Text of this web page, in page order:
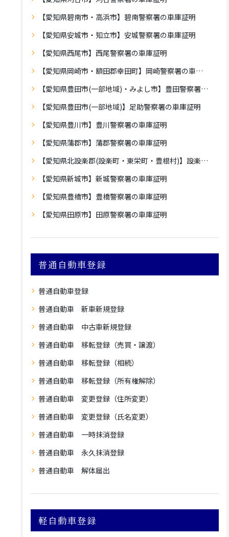
【愛知県碧南市・高浜市】碧南警察署の車庫証明
【愛知県安城市・知立市】安城警察署の車庫証明
【愛知県西尾市】西尾警察署の車庫証明
【愛知県岡崎市・額田郡幸田町】岡崎警察署の車庫証明
【愛知県豊田市(一部地域)・みよし市】豊田警察署の車庫証明
【愛知県豊田市(一部地域)】足助警察署の車庫証明
【愛知県豊川市】豊川警察署の車庫証明
【愛知県蒲郡市】蒲郡警察署の車庫証明
【愛知県北設楽郡(設楽町・東栄町・豊根村)】設楽警察署の車庫証明
【愛知県新城市】新城警察署の車庫証明
【愛知県豊橋市】豊橋警察署の車庫証明
【愛知県田原市】田原警察署の車庫証明
普通自動車登録
普通自動車登録
普通自動車 新車新規登録
普通自動車 中古車新規登録
普通自動車 移転登録（売買・譲渡）
普通自動車 移転登録（相続）
普通自動車 移転登録（所有権解除）
普通自動車 変更登録（住所変更）
普通自動車 変更登録（氏名変更）
普通自動車 一時抹消登録
普通自動車 永久抹消登録
普通自動車 解体届出
軽自動車登録